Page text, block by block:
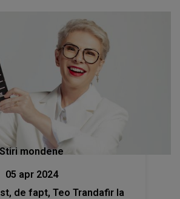
Stiri mondene
05 apr 2024
de fapt, Teo Trandafir la